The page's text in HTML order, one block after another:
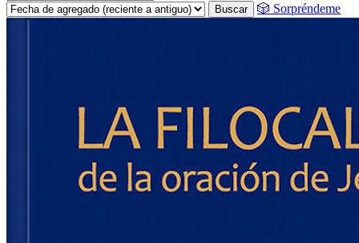
Buscar 🎲 Sorpréndeme